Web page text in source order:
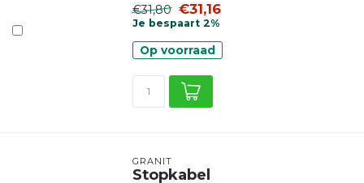
€31,80 €31,16
Je bespaart 2%
Op voorraad
GRANIT
Stopkabel